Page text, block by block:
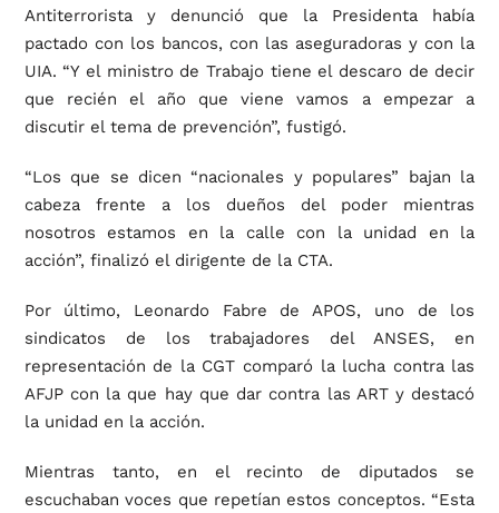
Antiterrorista y denunció que la Presidenta había
pactado con los bancos, con las aseguradoras y con la
UIA. “Y el ministro de Trabajo tiene el descaro de decir
que recién el año que viene vamos a empezar a
discutir el tema de prevención”, fustigó.
“Los que se dicen “nacionales y populares” bajan la
cabeza frente a los dueños del poder mientras
nosotros estamos en la calle con la unidad en la
acción”, finalizó el dirigente de la CTA.
Por último, Leonardo Fabre de APOS, uno de los
sindicatos de los trabajadores del ANSES, en
representación de la CGT comparó la lucha contra las
AFJP con la que hay que dar contra las ART y destacó
la unidad en la acción.
Mientras tanto, en el recinto de diputados se
escuchaban voces que repetían estos conceptos. “Esta